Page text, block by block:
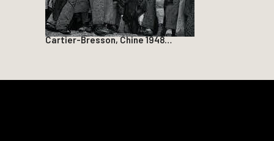
Cartier-Bresson, Chine 1948…